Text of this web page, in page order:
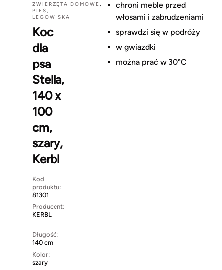
ZWIERZĘTA DOMOWE ,
PIES,
LEGOWISKA
Koc
dla
psa
Stella,
140 x
100
cm,
szary,
Kerbl
Kod
produktu:
81301
Producent:
KERBL
Długość:
140 cm
Kolor:
szary
chroni meble przed
włosami i zabrudzeniami
sprawdzi się w podróży
w gwiazdki
można prać w 30°C